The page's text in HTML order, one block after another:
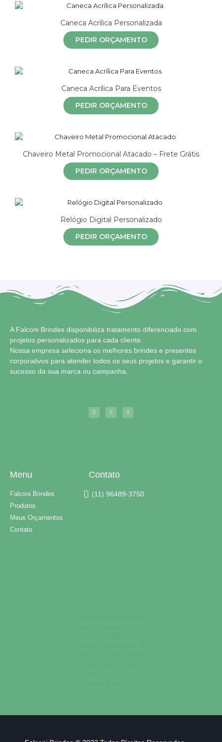
Caneca Acrílica Personalizada
PEDIR ORÇAMENTO
Caneca Acrílica Para Eventos
PEDIR ORÇAMENTO
Chaveiro Metal Promocional Atacado – Frete Grátis
PEDIR ORÇAMENTO
Relógio Digital Personalizado
PEDIR ORÇAMENTO
A Falconi Brindes disponibiliza tratamento diferenciado com
projetos personalizados para cada cliente.
Nossa empresa seleciona os melhores brindes e presentes
corporativos para atender todos os seus projetos e garantir o
sucesso da sua marca ou campanha.
Menu
Falconi Brindes
Produtos
Meus Orçamentos
Contato
Contato
(11) 96489-3750